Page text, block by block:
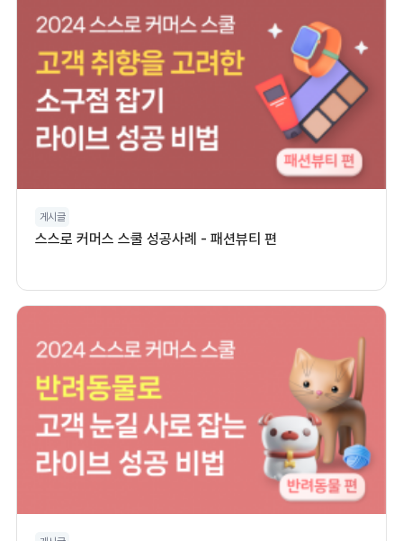
게시글
스스로 커머스 스쿨 성공사례 - 패션뷰티 편